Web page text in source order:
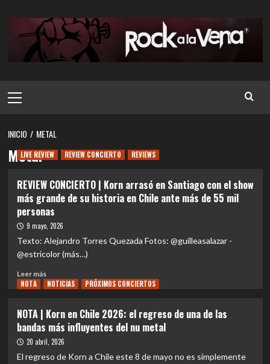
contenido
principal
INICIO METAL
Metal
LIVE REVIEW REVIEW CONCIERTO REVIEWS
REVIEW CONCIERTO | Korn arrasó en Santiago con el show
más grande de su historia en Chile ante más de 55 mil
personas
9 mayo, 2026
Texto: Alejandro Torres Quezada Fotos: @guilleasalazar -
@estricolor (más…)
Leer másLeer
más
CONCIERTO
Korn
arrasó
NOTA NOTICIAS PRÓXIMOS CONCIERTOS
NOTA | Korn en Chile 2026: el regreso de una de las
bandas más influyentes del nu metal
20 abril, 2026
El regreso de Korn a Chile este 8 de mayo no es simplemente